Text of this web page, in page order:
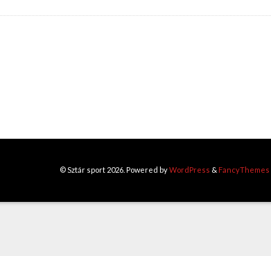
© Sztár sport 2026. Powered byWordPress & FancyThemes